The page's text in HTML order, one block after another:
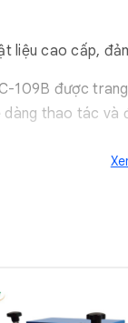
liệu cao cấp,
109B được
thao tác và
hình điện trở,